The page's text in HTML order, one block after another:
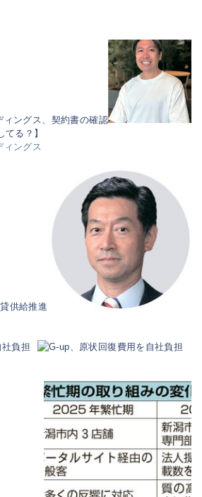
ィングス、契約書の確認
る？】
ィングス
供給推進
負担